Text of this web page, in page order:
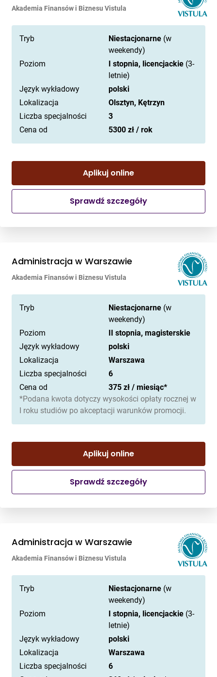
Akademia Finansów i Biznesu Vistula
Tryb Niestacjonarne (w
weekendy)
Poziom
I stopnia, licencjackie (3-
letnie)
Język wykładowy
polski
Lokalizacja
Olsztyn, Kętrzyn
Liczba specjalności
3
Cena od
5300 zł / rok
Aplikuj online
Sprawdź szczegóły
Administracja w Warszawie
Akademia Finansów i Biznesu Vistula
Tryb Niestacjonarne (w
weekendy)
Poziom
II stopnia, magisterskie
Język wykładowy
polski
Lokalizacja
Warszawa
Liczba specjalności
6
Cena od
375 zł / miesiąc*
*Podana kwota dotyczy wysokości opłaty rocznej w
I roku studiów po akceptacji warunków promocji.
Aplikuj online
Sprawdź szczegóły
Administracja w Warszawie
Akademia Finansów i Biznesu Vistula
Tryb Niestacjonarne (w
weekendy)
Poziom
I stopnia, licencjackie (3-
letnie)
Język wykładowy
polski
Lokalizacja
Warszawa
Liczba specjalności
6